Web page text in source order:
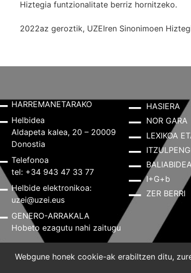
Hiztegia funtzionalitate berriz hornitzeko.
2022az geroztik, UZEIren Sinonimoen
HARREMANETARAKO
Helbidea
Aldapeta kalea, 20 – 20009
Donostia
Telefonoa
tel: +34 943 47 33 77
Helbide elektronikoa:
uzei@uzei.eus
GENERO-ARRAKALA
Hobeto ezagutu nahi zaitugu
HASIERA
NOR GARA
LEXIKOA
I+G+b
ZER BERRI
Lege-oharra
Webgune honek cookie-ak erabiltzen ditu,